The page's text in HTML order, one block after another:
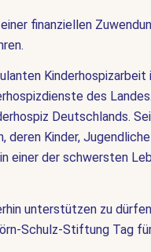
finanziellen
Kinderhospizarbeit
des
Deutschlands.
Kinder,
einer der schwersten
unterstützen zu
Schulz-Stiftung Tag